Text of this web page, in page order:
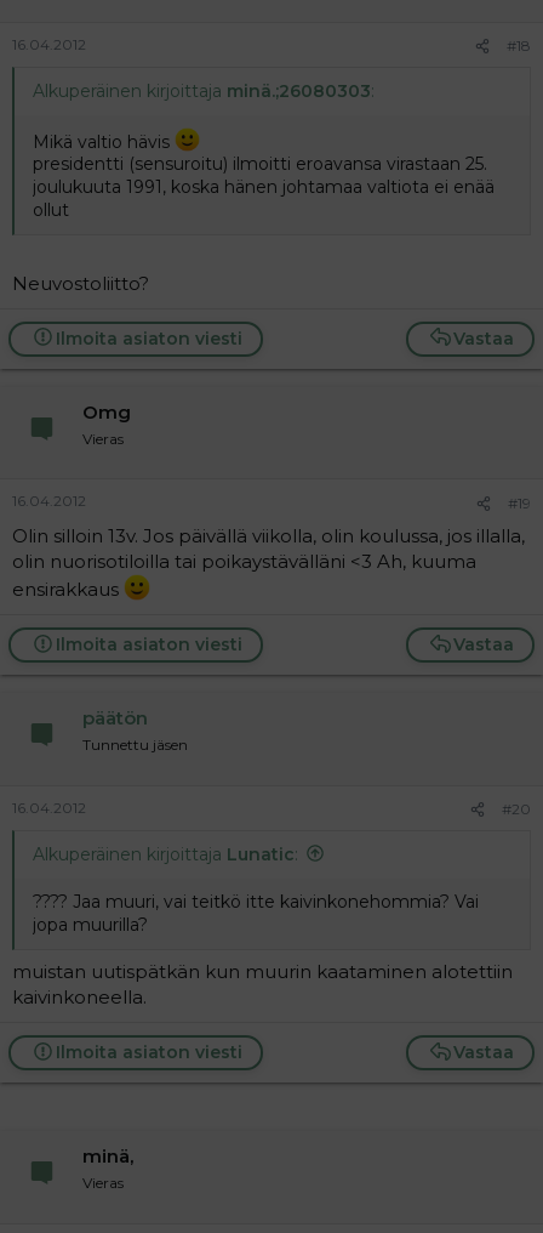
16.04.2012 #18
Alkuperäinen kirjoittaja minä.;26080303:
Mikä valtio hävis
presidentti (sensuroitu) ilmoitti eroavansa virastaan 25.
joulukuuta 1991, koska hänen johtamaa valtiota ei enää
ollut
Neuvostoliitto?
Vastaa
Ilmoita asiaton viesti
Omg
Vieras
16.04.2012 #19
Olin silloin 13v. Jos päivällä viikolla, olin koulussa, jos illalla,
olin nuorisotiloilla tai poikaystävälläni <3 Ah, kuuma
ensirakkaus
Vastaa
Ilmoita asiaton viesti
päätön
Tunnettu jäsen
16.04.2012 #20
Alkuperäinen kirjoittaja Lunatic:
???? Jaa muuri, vai teitkö itte kaivinkonehommia? Vai
jopa muurilla?
muistan uutispätkän kun muurin kaataminen alotettiin
kaivinkoneella.
Vastaa
Ilmoita asiaton viesti
minä,
Vieras